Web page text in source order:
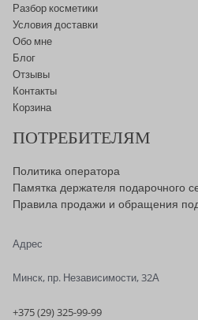
Разбор косметики
Условия доставки
Обо мне
Блог
Отзывы
Контакты
Корзина
ПОТРЕБИТЕЛЯМ
Политика оператора
Памятка держателя подарочного
Правила продажи и обращения
Адрес
Минск, пр. Независимости, 32А
+375 (29) 325-99-99